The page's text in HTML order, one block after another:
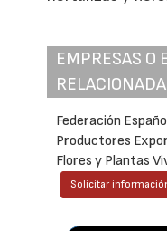
EMPRESAS O
Federación
Productores
Flores y Plantas
Solicitar